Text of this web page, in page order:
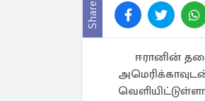
Share
ஈரானின்